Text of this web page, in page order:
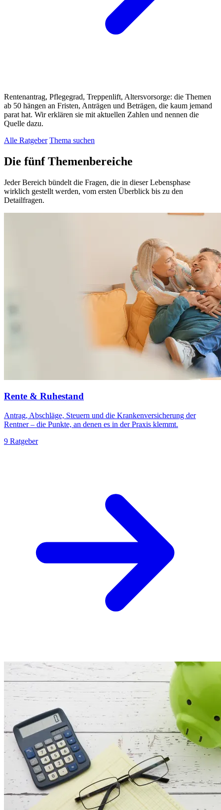
Rentenantrag, Pflegegrad, Treppenlift, Altersvorsorge: die Themen
ab 50 hängen an Fristen, Anträgen und Beträgen, die kaum jemand
parat hat. Wir erklären sie mit aktuellen Zahlen und nennen die
Quelle dazu.
Alle Ratgeber Thema suchen
Die fünf Themenbereiche
Jeder Bereich bündelt die Fragen, die in dieser Lebensphase
wirklich gestellt werden, vom ersten Überblick bis zu den
Detailfragen.
Rente & Ruhestand
Antrag, Abschläge, Steuern und die Krankenversicherung der
Rentner – die Punkte, an denen es in der Praxis klemmt.
9 Ratgeber